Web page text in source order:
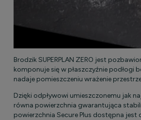
Brodzik SUPERPLAN ZERO jest
komponuje się w płaszczyźnie podłogi
nadaje pomieszczeniu wrażenie
Dzięki odpływowi umieszczonemu jak
równa powierzchnia gwarantująca
powierzchnia Secure Plus dostępna jest